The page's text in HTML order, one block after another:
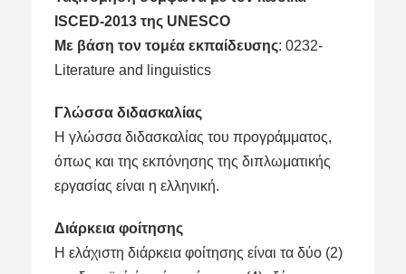
ISCED-2013 της UNESCO
Mε βάση τον τομέα εκπαίδευσης: 0232-
Literature and linguistics
Γλώσσα διδασκαλίας
Η γλώσσα διδασκαλίας του προγράμματος,
όπως και της εκπόνησης της διπλωματικής
εργασίας είναι η ελληνική.
Διάρκεια φοίτησης
Η ελάχιστη διάρκεια φοίτησης είναι τα δύο (2)